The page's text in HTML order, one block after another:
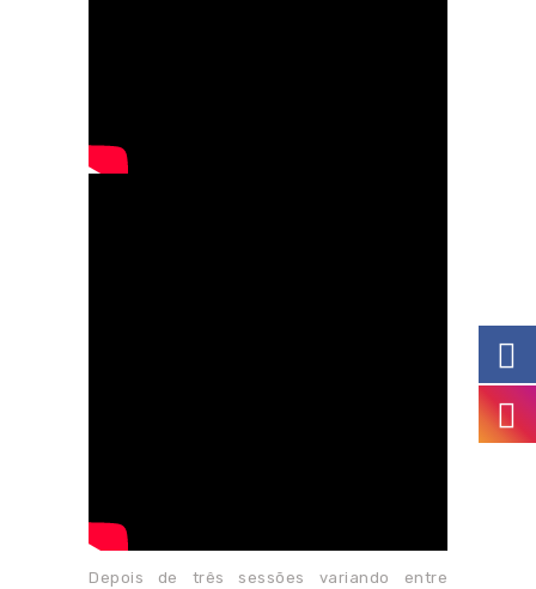
Depois de três sessões variando entre